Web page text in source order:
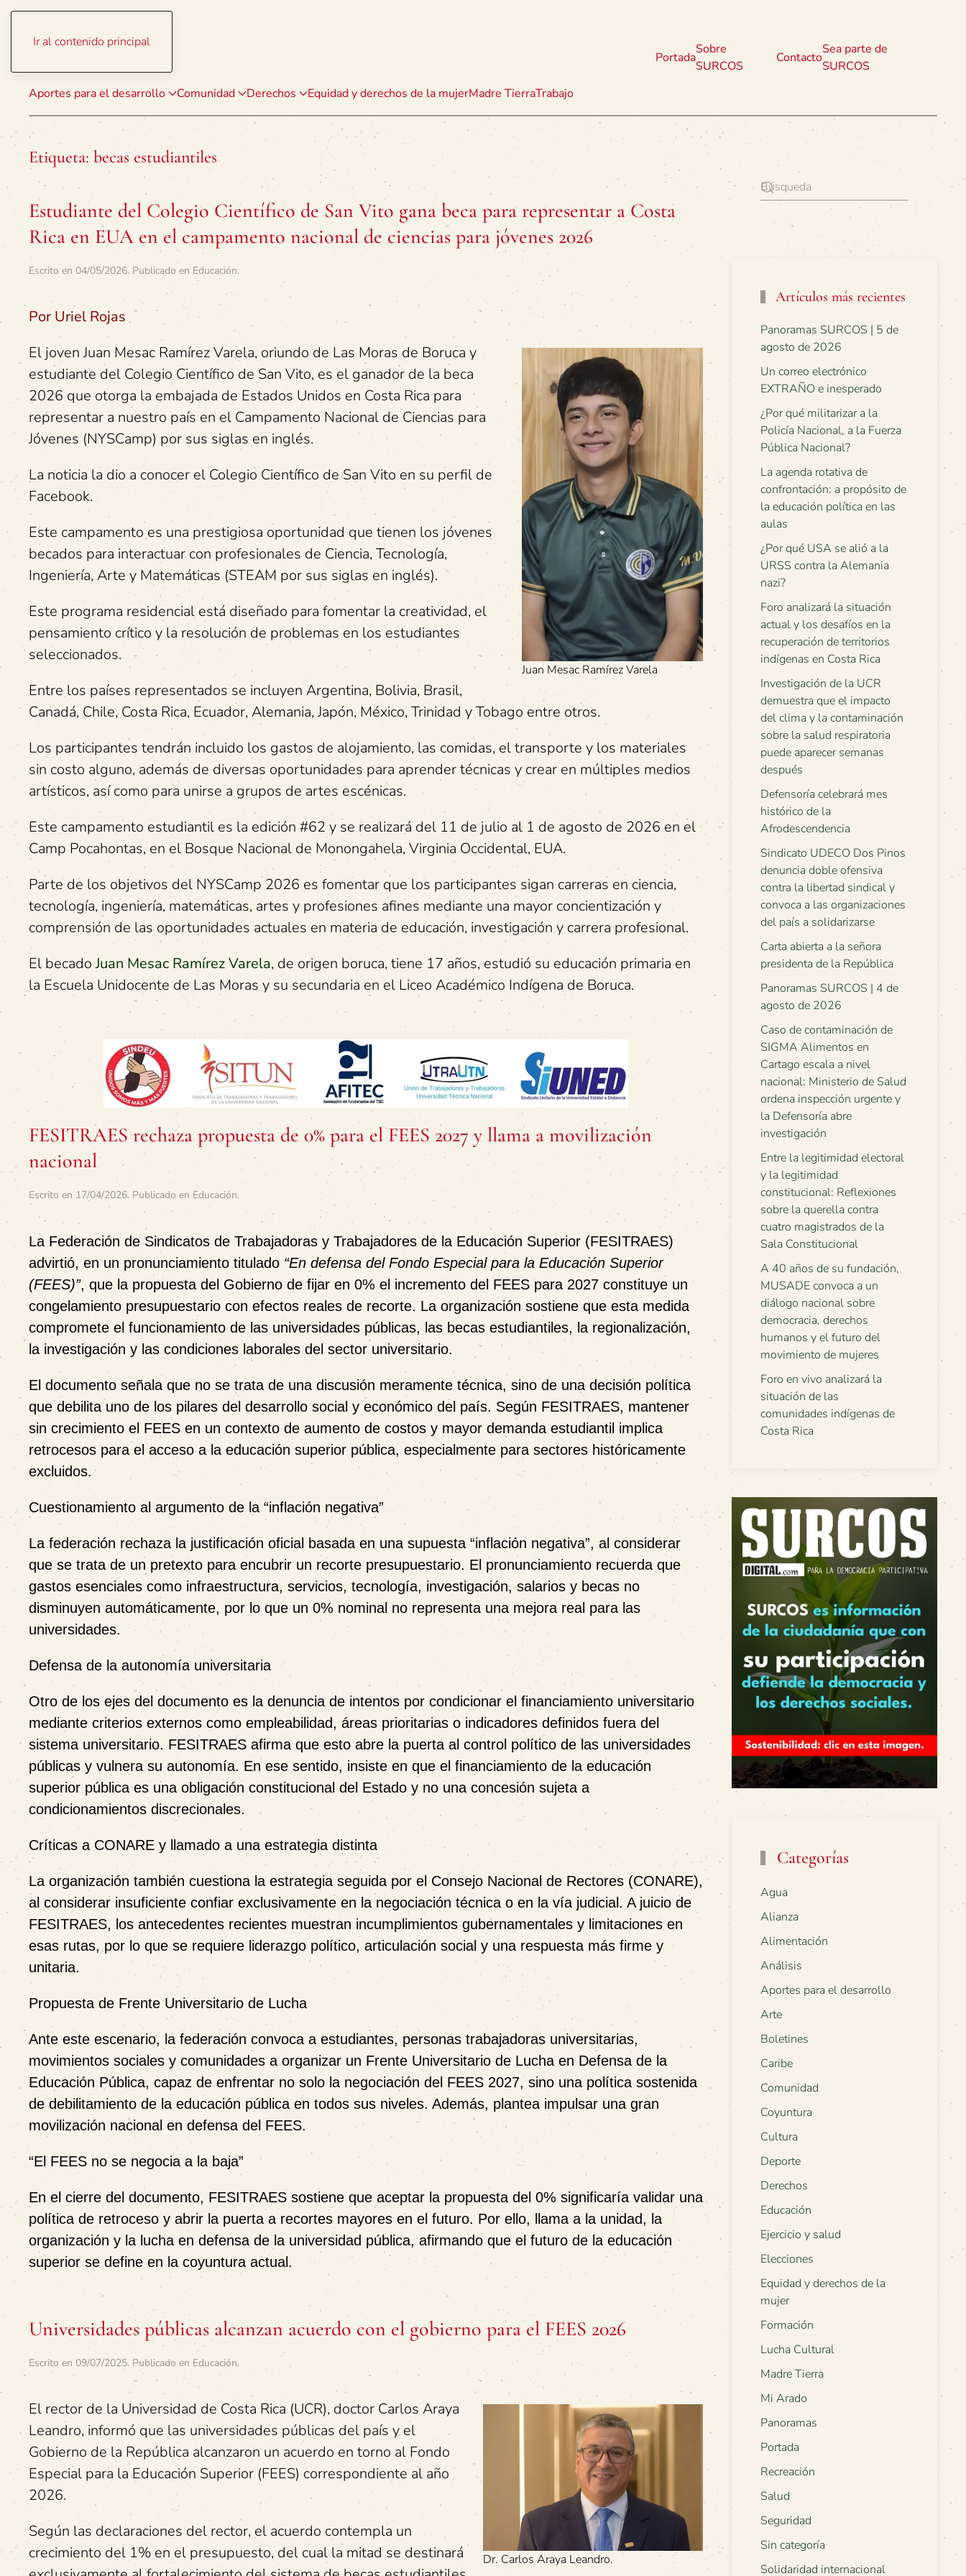
Ir al contenido principal
Aportes para el desarrollo Comunidad Derechos Equidad y derechos de la mujerMadre TierraTrabajo
Portada
Sobre
SURCOS
Contacto
Sea parte de
SURCOS
Etiqueta: becas estudiantiles
Estudiante del Colegio Científico de San Vito gana beca para representar a Costa
Rica en EUA en el campamento nacional de ciencias para jóvenes 2026
Escrito en 04/05/2026. Publicado en Educación.
Por Uriel Rojas
Juan Mesac Ramírez Varela
El joven Juan Mesac Ramírez Varela, oriundo de Las Moras de Boruca y
estudiante del Colegio Científico de San Vito, es el ganador de la beca
2026 que otorga la embajada de Estados Unidos en Costa Rica para
representar a nuestro país en el Campamento Nacional de Ciencias para
Jóvenes (NYSCamp) por sus siglas en inglés.
La noticia la dio a conocer el Colegio Científico de San Vito en su perfil de
Facebook.
Este campamento es una prestigiosa oportunidad que tienen los jóvenes
becados para interactuar con profesionales de Ciencia, Tecnología,
Ingeniería, Arte y Matemáticas (STEAM por sus siglas en inglés).
Este programa residencial está diseñado para fomentar la creatividad, el
pensamiento crítico y la resolución de problemas en los estudiantes
seleccionados.
Entre los países representados se incluyen Argentina, Bolivia, Brasil,
Canadá, Chile, Costa Rica, Ecuador, Alemania, Japón, México, Trinidad y Tobago entre otros.
Los participantes tendrán incluido los gastos de alojamiento, las comidas, el transporte y los materiales
sin costo alguno, además de diversas oportunidades para aprender técnicas y crear en múltiples medios
artísticos, así como para unirse a grupos de artes escénicas.
Este campamento estudiantil es la edición #62 y se realizará del 11 de julio al 1 de agosto de 2026 en el
Camp Pocahontas, en el Bosque Nacional de Monongahela, Virginia Occidental, EUA.
Parte de los objetivos del NYSCamp 2026 es fomentar que los participantes sigan carreras en ciencia,
tecnología, ingeniería, matemáticas, artes y profesiones afines mediante una mayor concientización y
comprensión de las oportunidades actuales en materia de educación, investigación y carrera profesional.
El becadoJuan Mesac Ramírez Varela, de origen boruca, tiene 17 años, estudió su educación primaria en
la Escuela Unidocente de Las Moras y su secundaria en el Liceo Académico Indígena de Boruca.
FESITRAES rechaza propuesta de 0% para el FEES 2027 y llama a movilización
nacional
Escrito en 17/04/2026. Publicado en Educación.
La Federación de Sindicatos de Trabajadoras y Trabajadores de la Educación Superior (FESITRAES)
advirtió, en un pronunciamiento titulado “En defensa del Fondo Especial para la Educación Superior
(FEES)”, que la propuesta del Gobierno de fijar en 0% el incremento del FEES para 2027 constituye un
congelamiento presupuestario con efectos reales de recorte. La organización sostiene que esta medida
compromete el funcionamiento de las universidades públicas, las becas estudiantiles, la regionalización,
la investigación y las condiciones laborales del sector universitario.
El documento señala que no se trata de una discusión meramente técnica, sino de una decisión política
que debilita uno de los pilares del desarrollo social y económico del país. Según FESITRAES, mantener
sin crecimiento el FEES en un contexto de aumento de costos y mayor demanda estudiantil implica
retrocesos para el acceso a la educación superior pública, especialmente para sectores históricamente
excluidos.
Cuestionamiento al argumento de la “inflación negativa”
La federación rechaza la justificación oficial basada en una supuesta “inflación negativa”, al considerar
que se trata de un pretexto para encubrir un recorte presupuestario. El pronunciamiento recuerda que
gastos esenciales como infraestructura, servicios, tecnología, investigación, salarios y becas no
disminuyen automáticamente, por lo que un 0% nominal no representa una mejora real para las
universidades.
Defensa de la autonomía universitaria
Otro de los ejes del documento es la denuncia de intentos por condicionar el financiamiento universitario
mediante criterios externos como empleabilidad, áreas prioritarias o indicadores definidos fuera del
sistema universitario. FESITRAES afirma que esto abre la puerta al control político de las universidades
públicas y vulnera su autonomía. En ese sentido, insiste en que el financiamiento de la educación
superior pública es una obligación constitucional del Estado y no una concesión sujeta a
condicionamientos discrecionales.
Críticas a CONARE y llamado a una estrategia distinta
La organización también cuestiona la estrategia seguida por el Consejo Nacional de Rectores (CONARE),
al considerar insuficiente confiar exclusivamente en la negociación técnica o en la vía judicial. A juicio de
FESITRAES, los antecedentes recientes muestran incumplimientos gubernamentales y limitaciones en
esas rutas, por lo que se requiere liderazgo político, articulación social y una respuesta más firme y
unitaria.
Propuesta de Frente Universitario de Lucha
Ante este escenario, la federación convoca a estudiantes, personas trabajadoras universitarias,
movimientos sociales y comunidades a organizar un Frente Universitario de Lucha en Defensa de la
Educación Pública, capaz de enfrentar no solo la negociación del FEES 2027, sino una política sostenida
de debilitamiento de la educación pública en todos sus niveles. Además, plantea impulsar una gran
movilización nacional en defensa del FEES.
“El FEES no se negocia a la baja”
En el cierre del documento, FESITRAES sostiene que aceptar la propuesta del 0% significaría validar una
política de retroceso y abrir la puerta a recortes mayores en el futuro. Por ello, llama a la unidad, la
organización y la lucha en defensa de la universidad pública, afirmando que el futuro de la educación
superior se define en la coyuntura actual.
Universidades públicas alcanzan acuerdo con el gobierno para el FEES 2026
Escrito en 09/07/2025. Publicado en Educación.
Dr. Carlos Araya Leandro.
El rector de la Universidad de Costa Rica (UCR), doctor Carlos Araya
Leandro, informó que las universidades públicas del país y el
Gobierno de la República alcanzaron un acuerdo en torno al Fondo
Especial para la Educación Superior (FEES) correspondiente al año
2026.
Según las declaraciones del rector, el acuerdo contempla un
crecimiento del 1% en el presupuesto, del cual la mitad se destinará
Artículos más recientes
Panoramas SURCOS | 5 de
agosto de 2026
Un correo electrónico
EXTRAÑO e inesperado
¿Por qué militarizar a la
Policía Nacional, a la Fuerza
Pública Nacional?
La agenda rotativa de
confrontación: a propósito de
la educación política en las
aulas
¿Por qué USA se alió a la
URSS contra la Alemania
nazi?
Foro analizará la situación
actual y los desafíos en la
recuperación de territorios
indígenas en Costa Rica
Investigación de la UCR
demuestra que el impacto
del clima y la contaminación
sobre la salud respiratoria
puede aparecer semanas
después
Defensoría celebrará mes
histórico de la
Afrodescendencia
Sindicato UDECO Dos Pinos
denuncia doble ofensiva
contra la libertad sindical y
convoca a las organizaciones
del país a solidarizarse
Carta abierta a la señora
presidenta de la República
Panoramas SURCOS | 4 de
agosto de 2026
Caso de contaminación de
SIGMA Alimentos en
Cartago escala a nivel
nacional: Ministerio de Salud
ordena inspección urgente y
la Defensoría abre
investigación
Entre la legitimidad electoral
y la legitimidad
constitucional: Reflexiones
sobre la querella contra
cuatro magistrados de la
Sala Constitucional
A 40 años de su fundación,
MUSADE convoca a un
diálogo nacional sobre
democracia, derechos
humanos y el futuro del
movimiento de mujeres
Foro en vivo analizará la
situación de las
comunidades indígenas de
Costa Rica
Categorías
Agua
Alianza
Alimentación
Análisis
Aportes para el desarrollo
Arte
Boletines
Caribe
Comunidad
Coyuntura
Cultura
Deporte
Derechos
Educación
Ejercicio y salud
Elecciones
Equidad y derechos de la
mujer
Formación
Lucha Cultural
Madre Tierra
Mi Arado
Panoramas
Portada
Recreación
Salud
Seguridad
Sin categoría
Solidaridad internacional